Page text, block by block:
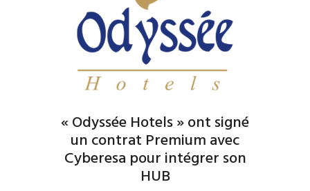
« Odyssée Hotels » ont signé
un contrat Premium avec
Cyberesa pour intégrer son
HUB